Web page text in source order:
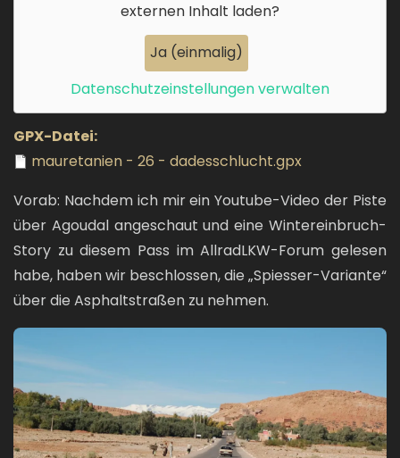
externen Inhalt laden?
Ja (einmalig)
Datenschutzeinstellungen verwalten
GPX-Datei
mauretanien - 26 - dadesschlucht.gpx
Vorab: Nachdem ich mir ein Youtube-Video der Piste
über Agoudal angeschaut und eine Wintereinbruch-
Story zu diesem Pass im AllradLKW-Forum gelesen
habe, haben wir beschlossen, die „Spiesser-Variante“
über die Asphaltstraßen zu nehmen.
Bild